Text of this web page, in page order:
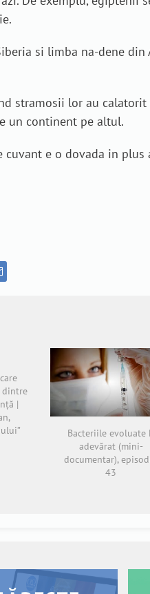
si limba na-dene din
stramosii lor au
un continent pe altul.
e o dovada in
dintre
|
Bacteriile evoluate
adevărat (mini-
documentar),
43